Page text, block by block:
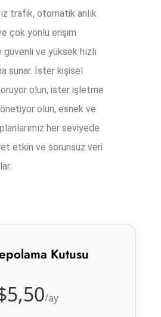
trafik, otomatik anlık
çok yönlü erişim
ve yüksek hızlı
sunar. İster kişisel
olun, ister işletme
olun, esnek ve
her seviyede
etkin ve sorunsuz veri
Kutusu
/ay